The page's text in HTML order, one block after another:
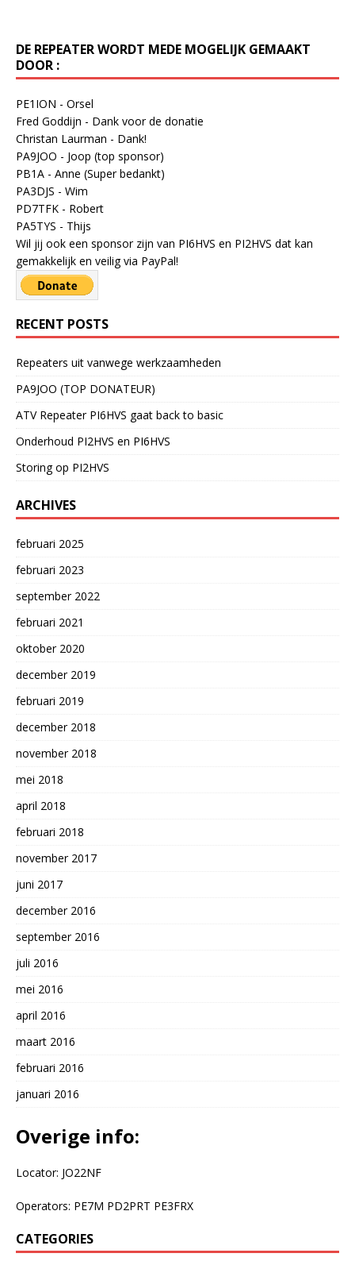
DE REPEATER WORDT MEDE MOGELIJK GEMAAKT
DOOR :
PE1ION - Orsel
Fred Goddijn - Dank voor de donatie
Christan Laurman - Dank!
PA9JOO - Joop (top sponsor)
PB1A - Anne (Super bedankt)
PA3DJS - Wim
PD7TFK - Robert
PA5TYS - Thijs
Wil jij ook een sponsor zijn van PI6HVS en PI2HVS dat kan
gemakkelijk en veilig via PayPal!
RECENT POSTS
Repeaters uit vanwege werkzaamheden
PA9JOO (TOP DONATEUR)
ATV Repeater PI6HVS gaat back to basic
Onderhoud PI2HVS en PI6HVS
Storing op PI2HVS
ARCHIVES
februari 2025
februari 2023
september 2022
februari 2021
oktober 2020
december 2019
februari 2019
december 2018
november 2018
mei 2018
april 2018
februari 2018
november 2017
juni 2017
december 2016
september 2016
juli 2016
mei 2016
april 2016
maart 2016
februari 2016
januari 2016
Overige info:
Locator: JO22NF
Operators: PE7M PD2PRT PE3FRX
CATEGORIES